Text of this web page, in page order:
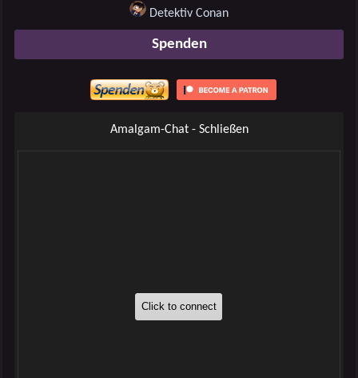
Detektiv Conan
Spenden
Amalgam-Chat - Schließen